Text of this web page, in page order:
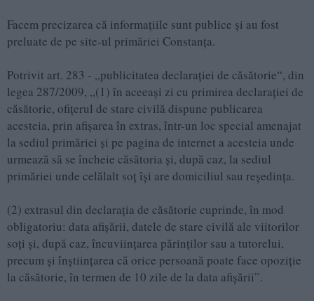
Facem precizarea că informaţiile sunt publice şi au fost
preluate de pe site-ul primăriei Constanţa.
Potrivit art. 283 - „publicitatea declaraţiei de căsătorie“, din
legea 287/2009, „(1) în aceeaşi zi cu primirea declaraţiei de
căsătorie, ofiţerul de stare civilă dispune publicarea
acesteia, prin afişarea în extras, într-un loc special amenajat
la sediul primăriei şi pe pagina de internet a acesteia unde
urmează să se încheie căsătoria şi, după caz, la sediul
primăriei unde celălalt soţ îşi are domiciliul sau reşedinţa.
(2) extrasul din declaraţia de căsătorie cuprinde, în mod
obligatoriu: data afişării, datele de stare civilă ale viitorilor
soţi şi, după caz, încuviinţarea părinţilor sau a tutorelui,
precum şi înştiinţarea că orice persoană poate face opoziţie
la căsătorie, în termen de 10 zile de la data afişării”.